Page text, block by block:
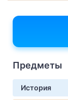
Предметы
История